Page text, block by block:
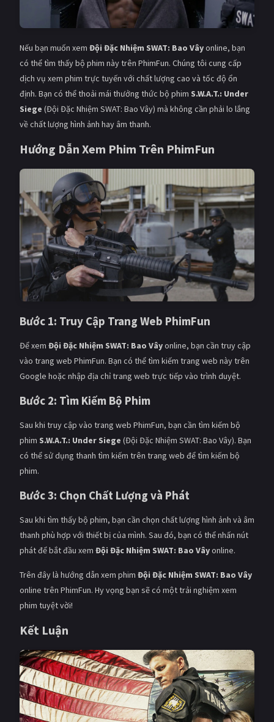
Nếu bạn muốn xem Đội Đặc Nhiệm SWAT: Bao Vâyonline, bạn
có thể tìm thấy bộ phim này trên PhimFun. Chúng tôi cung cấp
dịch vụ xem phim trực tuyến với chất lượng cao và tốc độ ổn
định. Bạn có thể thoải mái thưởng thức bộ phim S.W.A.T.: Under
Siege (Đội Đặc Nhiệm SWAT: Bao Vây) mà không cần phải lo lắng
về chất lượng hình ảnh hay âm thanh.
Hướng Dẫn Xem Phim Trên PhimFun
Bước 1: Truy Cập Trang Web PhimFun
Để xem Đội Đặc Nhiệm SWAT: Bao Vâyonline, bạn cần truy cập
vào trang web PhimFun. Bạn có thể tìm kiếm trang web này trên
Google hoặc nhập địa chỉ trang web trực tiếp vào trình duyệt.
Bước 2: Tìm Kiếm Bộ Phim
Sau khi truy cập vào trang web PhimFun, bạn cần tìm kiếm bộ
phim S.W.A.T.: Under Siege (Đội Đặc Nhiệm SWAT: Bao Vây). Bạn
có thể sử dụng thanh tìm kiếm trên trang web để tìm kiếm bộ
phim.
Bước 3: Chọn Chất Lượng và Phát
Sau khi tìm thấy bộ phim, bạn cần chọn chất lượng hình ảnh và âm
thanh phù hợp với thiết bị của mình. Sau đó, bạn có thể nhấn nút
phát để bắt đầu xem Đội Đặc Nhiệm SWAT: Bao Vâyonline.
Trên đây là hướng dẫn xem phim Đội Đặc Nhiệm SWAT: Bao Vây
online trên PhimFun. Hy vọng bạn sẽ có một trải nghiệm xem
phim tuyệt vời!
Kết Luận